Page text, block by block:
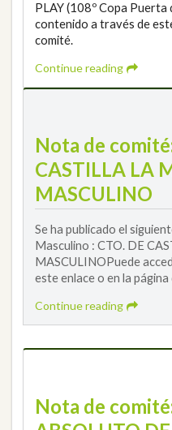
PLAY (108º Copa Puerta
contenido a través de
comité.
Continue reading
Nota de
CASTILLA LA
MASCULINO
Se ha publicado el
Masculino : CTO. DE
MASCULINOPuede
este enlace o en la
Continue reading
Nota de